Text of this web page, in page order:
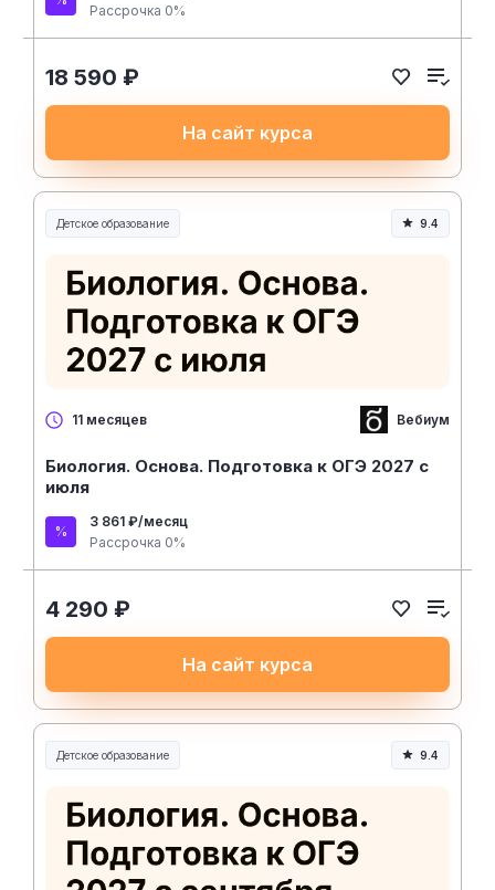
Рассрочка 0%
18 590 ₽
На сайт курса
Детское образование 9.4
11 месяцев Вебиум
Биология. Основа. Подготовка к ОГЭ 2027 с
июля
3 861 ₽/месяц
Рассрочка 0%
4 290 ₽
На сайт курса
Детское образование 9.4